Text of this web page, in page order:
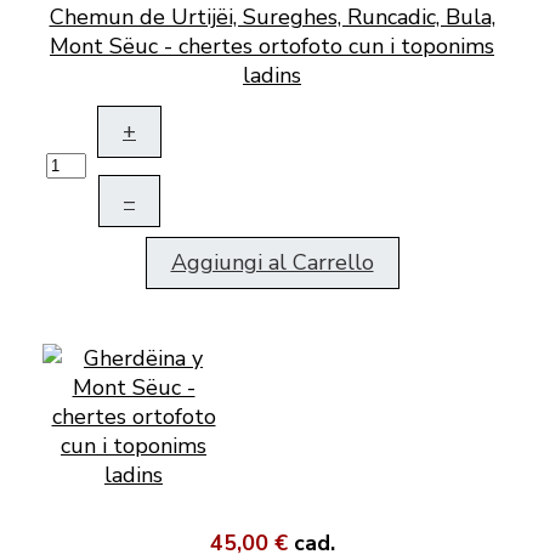
Chemun de Urtijëi, Sureghes, Runcadic, Bula,
Mont Sëuc - chertes ortofoto cun i toponims
ladins
+
–
Aggiungi al Carrello
45,00 € cad.